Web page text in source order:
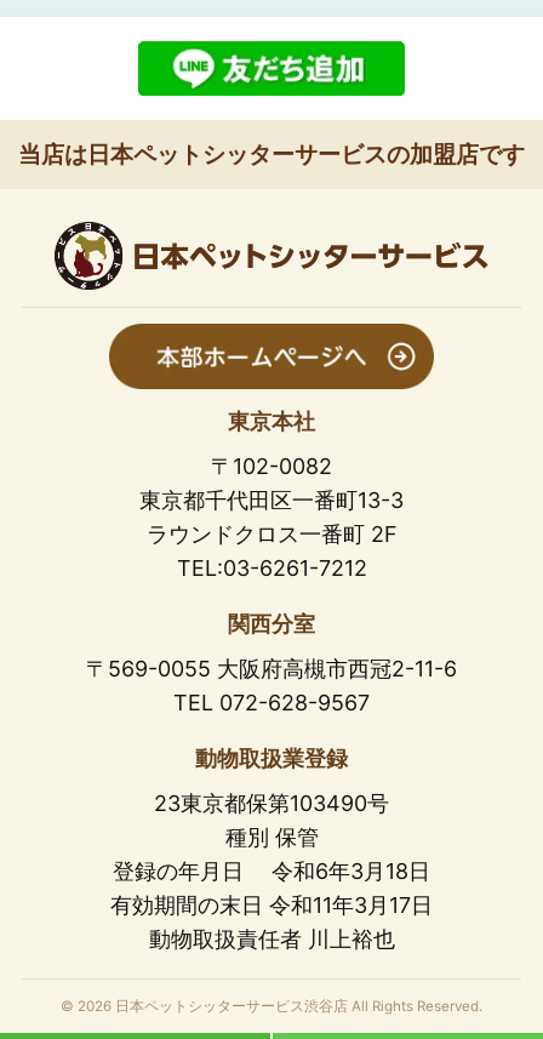
当店は日本ペットシッターサービスの加盟店です
東京本社
〒102-0082
東京都千代田区一番町13-3
ラウンドクロス一番町 2F
TEL:03-6261-7212
関西分室
〒569-0055 大阪府高槻市西冠2-11-6
TEL 072-628-9567
動物取扱業登録
23東京都保第103490号
種別 保管
登録の年月日 令和6年3月18日
有効期間の末日 令和11年3月17日
動物取扱責任者 川上裕也
© 2026 日本ペットシッターサービス渋谷店 All Rights Reserved.